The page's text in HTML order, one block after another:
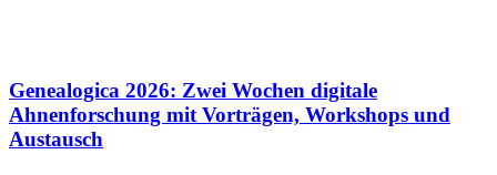
Genealogica 2026: Zwei Wochen digitale
Ahnenforschung mit Vorträgen, Workshops und
Austausch